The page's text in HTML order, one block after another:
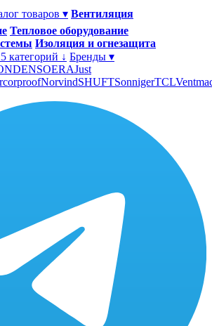
товаров ▾ Вентиляция
Тепловое оборудование
Изоляция и огнезащита
категорий ↓ Бренды ▾
ENSOERAJust
NorvindSHUFTSonnigerTCL